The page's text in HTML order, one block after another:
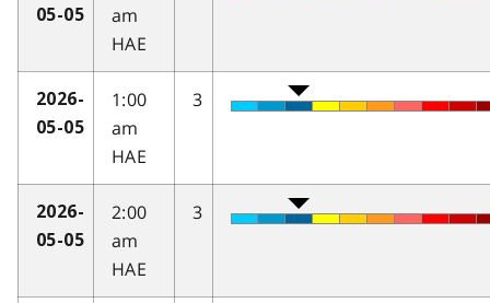
05-05
am
HAE
2026-
05-05
1:00
am
HAE
3
2026-
05-05
2:00
am
HAE
3